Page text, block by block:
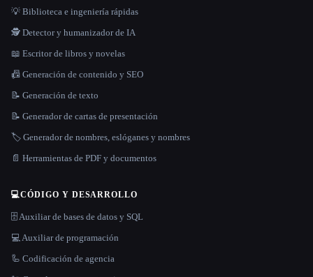
💡 Biblioteca e ingeniería rápidas
🕵️ Detector y humanizador de IA
📖 Escritor de libros y novelas
📠 Generación de contenido y SEO
📝 Generación de texto
📝 Generador de cartas de presentación
🏷️ Generador de nombres, eslóganes y nombres
📄 Herramientas de PDF y documentos
💻CÓDIGO Y DESARROLLO
🗄️ Auxiliar de bases de datos y SQL
💻 Auxiliar de programación
🦾 Codificación de agencia